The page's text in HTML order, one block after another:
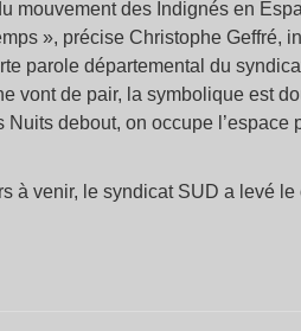
mouvement des Indignés en
», précise Christophe Geffré,
parole départemental du
vont de pair, la symbolique est
debout, on occupe l’espace
à venir, le syndicat SUD a levé le